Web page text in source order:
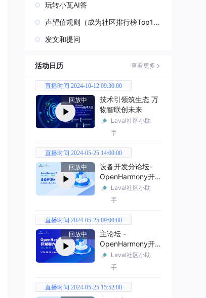
玩转小瓦AI答
声望值规则（成为社区排行榜Top1
发文和提问
活动日历 查看更多
直播时间 2024-10-12 09:30:00
回放中
技术引领筑生态 万
物智联创未来
Laval社区小助
手
直播时间 2024-05-25 14:00:00
回放中
设备开发分论坛-
OpenHarmony开
发者大会2024
Laval社区小助
手
直播时间 2024-05-25 09:00:00
回放中
主论坛 -
OpenHarmony开
发者大会2024
Laval社区小助
手
直播时间 2024-05-25 15:52:00